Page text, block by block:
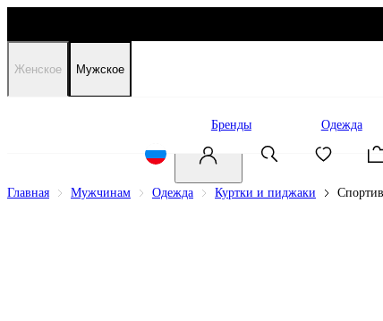
Женское Мужское
Бренды Одежда
Главная Мужчинам Одежда Куртки и пиджаки